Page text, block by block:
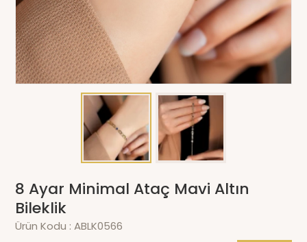
8 Ayar Minimal Ataç Mavi Altın
Bileklik
Ürün Kodu :ABLK0566